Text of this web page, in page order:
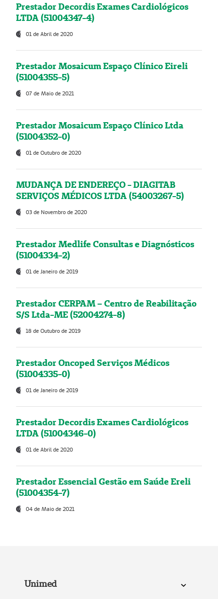
Prestador Decordis Exames Cardiológicos
LTDA (51004347-4)
01 de Abril de 2020
Prestador Mosaicum Espaço Clínico Eireli
(51004355-5)
07 de Maio de 2021
Prestador Mosaicum Espaço Clínico Ltda
(51004352-0)
01 de Outubro de 2020
MUDANÇA DE ENDEREÇO - DIAGITAB
SERVIÇOS MÉDICOS LTDA (54003267-5)
03 de Novembro de 2020
Prestador Medlife Consultas e Diagnósticos
(51004334-2)
01 de Janeiro de 2019
Prestador CERPAM – Centro de Reabilitação
S/S Ltda-ME (52004274-8)
18 de Outubro de 2019
Prestador Oncoped Serviços Médicos
(51004335-0)
01 de Janeiro de 2019
Prestador Decordis Exames Cardiológicos
LTDA (51004346-0)
01 de Abril de 2020
Prestador Essencial Gestão em Saúde Ereli
(51004354-7)
04 de Maio de 2021
Unimed